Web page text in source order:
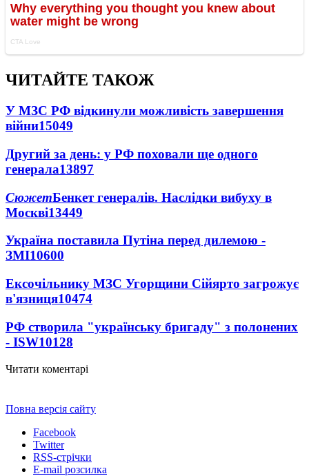
ЧИТАЙТЕ ТАКОЖ
У МЗС РФ відкинули можливість завершення
війни15049
Другий за день: у РФ поховали ще одного
генерала13897
СюжетБенкет генералів. Наслідки вибуху в
Москві13449
Україна поставила Путіна перед дилемою -
ЗМІ10600
Ексочільнику МЗС Угорщини Сійярто загрожує
в'язниця10474
РФ створила "українську бригаду" з полонених
- ISW10128
Читати коментарі
Повна версія сайту
Facebook
Twitter
RSS-стрічки
E-mail розсилка